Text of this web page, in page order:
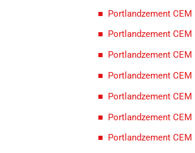
Portlandzement CEM
Portlandzement CEM
Portlandzement CEM
Portlandzement CEM
Portlandzement CEM
Portlandzement CEM
Portlandzement CEM